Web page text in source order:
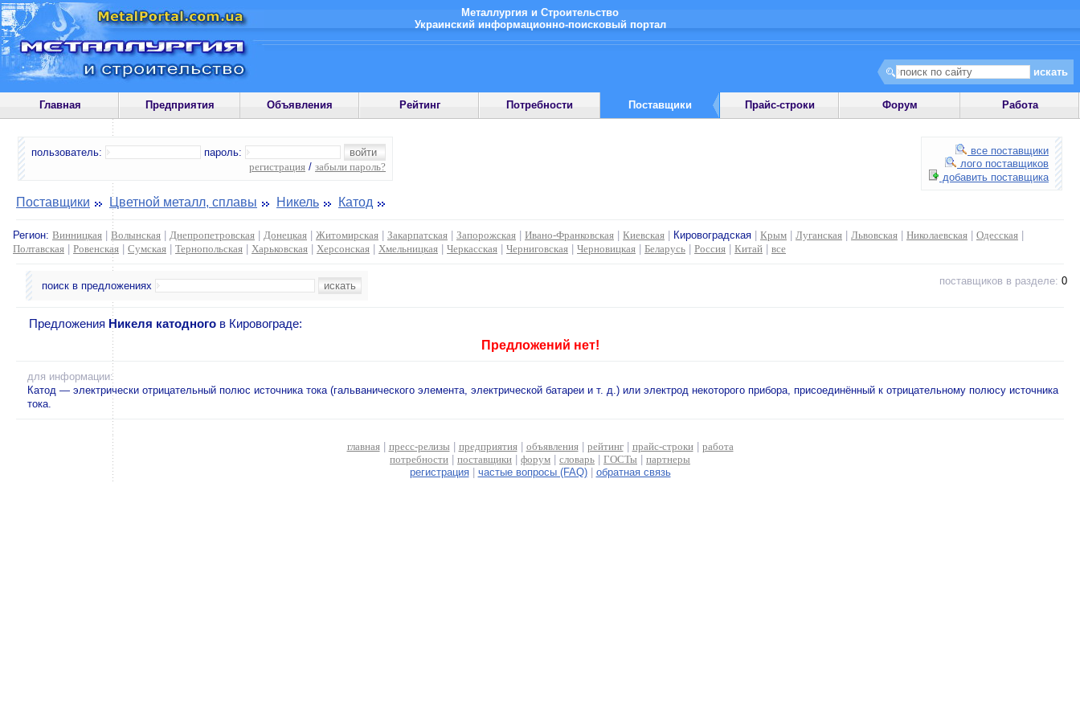
Металлургия и Строительство
Украинский информационно-поисковый портал
Главная Предприятия Объявления Рейтинг Потребности Поставщики Прайс-строки Форум Работа
пользователь:
пароль:
регистрация / забыли пароль?
все поставщики
лого поставщиков
добавить поставщика
Поставщики Цветной металл, сплавы Никель Катод
Регион: Винницкая Волынская Днепропетровская Донецкая Житомирская Закарпатская Запорожская Ивано-Франковская Киевская Кировоградская Крым Луганская Львовская Николаевская Одесская
Полтавская
Ровенская Сумская Тернопольская Харьковская Херсонская Хмельницкая Черкасская Черниговская Черновицкая Беларусь Россия Китай все
поиск в предложениях поставщиков в разделе: 0
Предложения Никеля катодного в Кировограде:
Предложений нет!
для информации:
Катод — электрически отрицательный полюс источника тока (гальванического элемента, электрической батареи и т. д.) или электрод некоторого прибора, присоединённый к отрицательному полюсу источника
тока.
главная| пресс-релизы предприятия| объявления| рейтинг| прайс-строки| работа
потребности
поставщики форум словарь ГОСТы
партнеры
регистрация| частые вопросы (FAQ)| обратная связь